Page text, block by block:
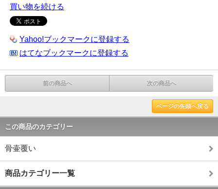
買い物を続ける
Yahoo!ブックマークに登録する
はてなブックマークに登録する
前の商品へ 次の商品へ
ページの先頭へ戻る
この商品のカテゴリー
骨壷覆い
商品カテゴリー一覧